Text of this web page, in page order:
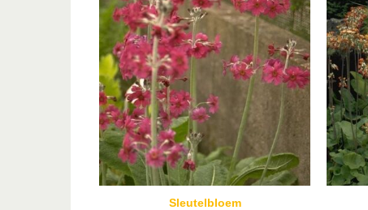
Sleutelbloem